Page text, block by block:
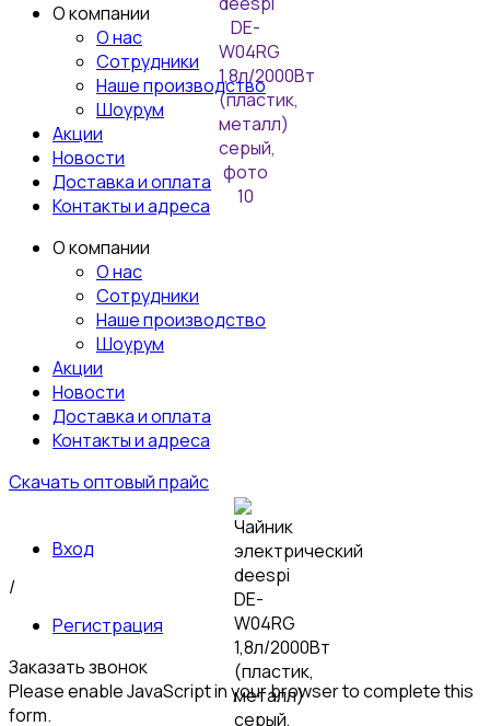
О компании
О нас
Сотрудники
Наше производство
Шоурум
Акции
Новости
Доставка и оплата
Контакты и адреса
О компании
О нас
Сотрудники
Наше производство
Шоурум
Акции
Новости
Доставка и оплата
Контакты и адреса
Скачать оптовый прайс
Вход
/
Регистрация
Заказать звонок
Please enable JavaScript in your browser to complete this
form.